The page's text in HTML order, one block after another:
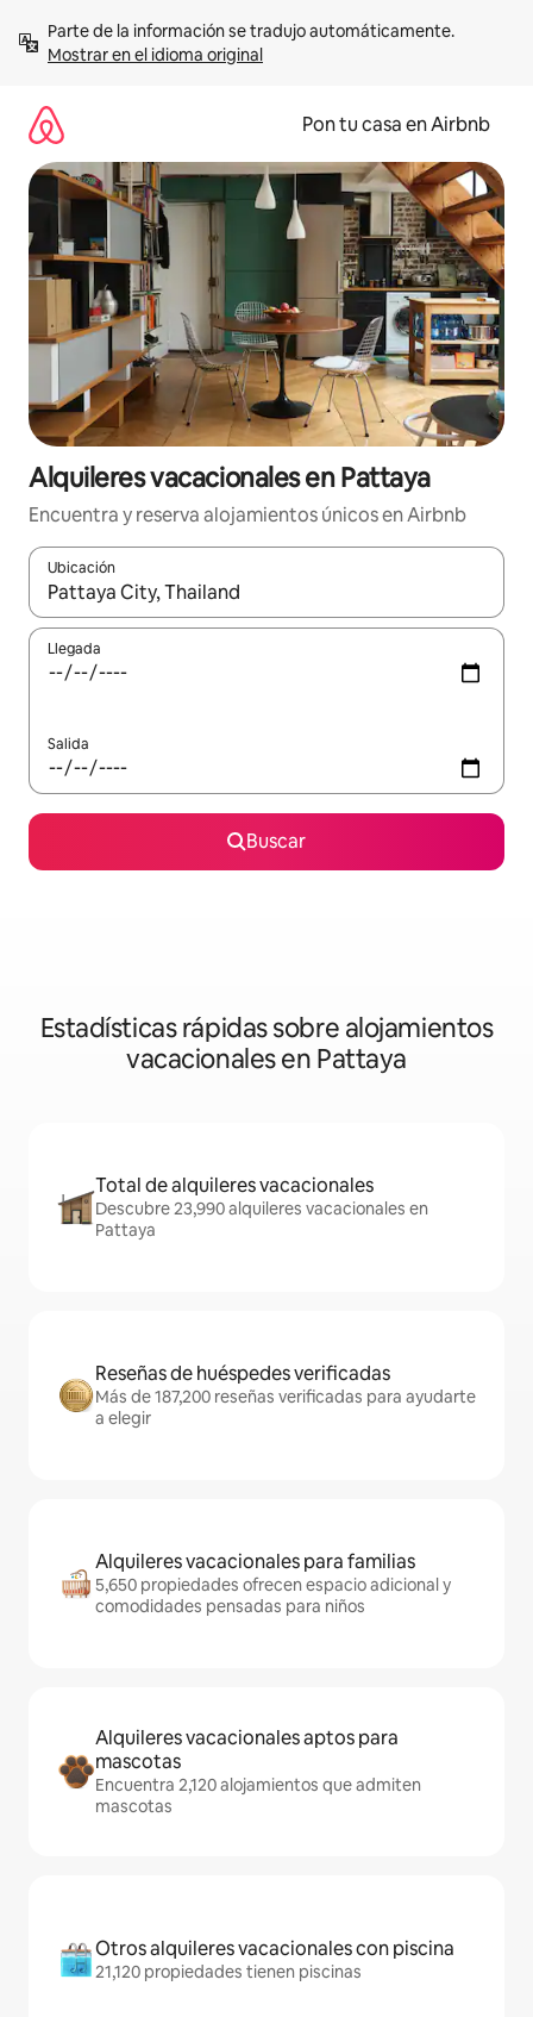
contenidoMostrar en el idioma original
Pon tu casa en Airbnb
Alquileres vacacionales en Pattaya
Encuentra y reserva alojamientos únicos en Airbnb
Ubicación
Cuando los resultados estén disponibles, navega con las
Llegada
Salida
Buscar
Estadísticas rápidas sobre alojamientos
vacacionales en Pattaya
Total de alquileres vacacionales
Descubre 23,990 alquileres vacacionales en
Pattaya
Reseñas de huéspedes verificadas
Más de 187,200 reseñas verificadas para ayudarte
a elegir
Alquileres vacacionales para familias
5,650 propiedades ofrecen espacio adicional y
comodidades pensadas para niños
Alquileres vacacionales aptos para
mascotas
Encuentra 2,120 alojamientos que admiten
mascotas
Otros alquileres vacacionales con piscina
21,120 propiedades tienen piscinas